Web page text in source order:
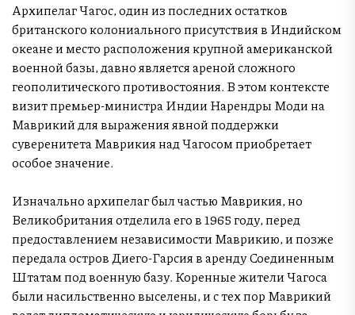
Архипелаг Чагос, один из последних остатков
британского колониального присутствия в Индийском
океане и место расположения крупной американской
военной базы, давно является ареной сложного
геополитического противостояния. В этом контексте
визит премьер-министра Индии Нарендры Моди на
Маврикий для выражения явной поддержки
суверенитета Маврикия над Чагосом приобретает
особое значение.
Изначально архипелаг был частью Маврикия, но
Великобритания отделила его в 1965 году, перед
предоставлением независимости Маврикию, и позже
передала остров Диего-Гарсия в аренду Соединенным
Штатам под военную базу. Коренные жители Чагоса
были насильственно выселены, и с тех пор Маврикий